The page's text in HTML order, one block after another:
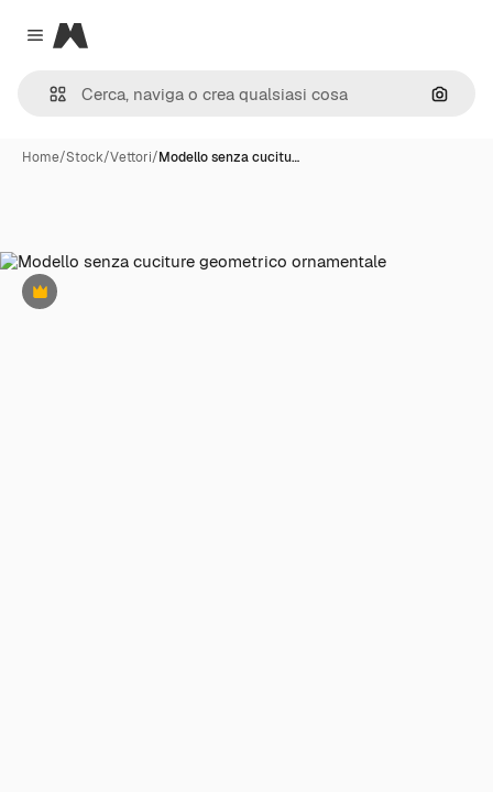
Close menu
Magnific
Cerca
Home/Stock/Vettori/Modello senza cucitu…
Premium